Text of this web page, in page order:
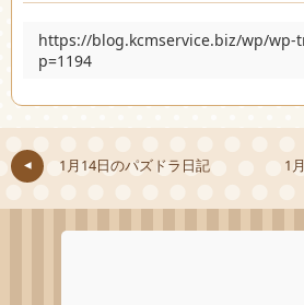
https://blog.kcmservice.biz/wp/wp-
p=1194
1月14日のパズドラ日記 1